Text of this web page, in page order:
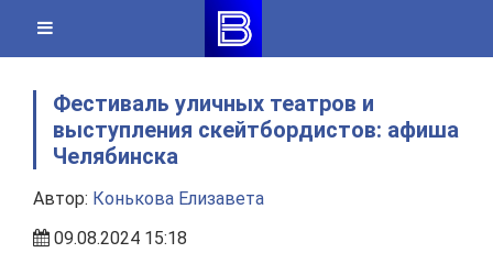
content
Фестиваль уличных театров и
выступления скейтбордистов: афиша
Челябинска
Автор: Конькова Елизавета
09.08.2024 15:18